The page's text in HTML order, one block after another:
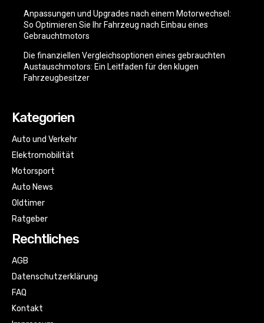
Anpassungen und Upgrades nach einem Motorwechsel:
So Optimieren Sie Ihr Fahrzeug nach Einbau eines
Gebrauchtmotors
Die finanziellen Vergleichsoptionen eines gebrauchten
Austauschmotors: Ein Leitfaden für den klugen
Fahrzeugbesitzer
Kategorien
Auto und Verkehr
Elektromobilität
Motorsport
Auto News
Oldtimer
Ratgeber
Rechtliches
AGB
Datenschutzerklärung
FAQ
Kontakt